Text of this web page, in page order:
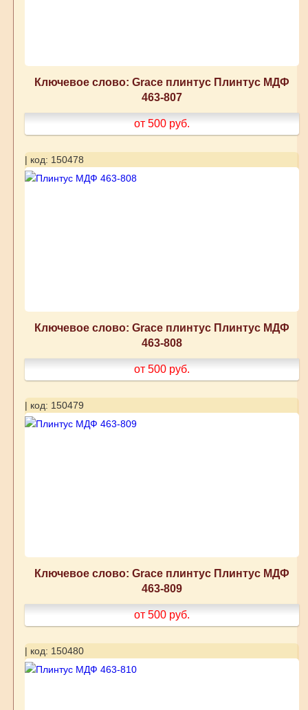
Ключевое слово: Grace плинтус Плинтус МДФ
463-807
от 500 руб.
| код: 150478
Ключевое слово: Grace плинтус Плинтус МДФ
463-808
от 500 руб.
| код: 150479
Ключевое слово: Grace плинтус Плинтус МДФ
463-809
от 500 руб.
| код: 150480